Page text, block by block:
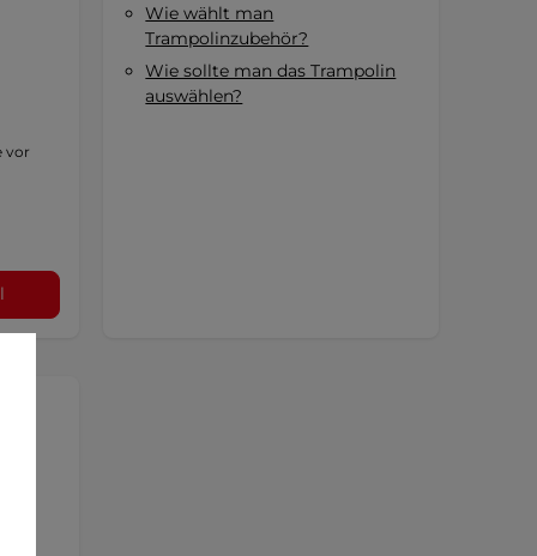
vor
Wie wählt man
Trampolinzubehör?
Wie sollte man das Trampolin
auswählen?